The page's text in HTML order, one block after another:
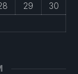
29
30